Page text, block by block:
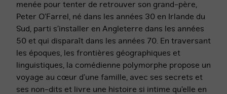
menée pour tenter de retrouver son grand-père,
Peter O’Farrel, né dans les années 30 en Irlande du
Sud, parti s’installer en Angleterre dans les années
50 et qui disparaît dans les années 70. En traversant
les époques, les frontières géographiques et
linguistiques, la comédienne polymorphe propose un
voyage au cœur d’une famille, avec ses secrets et
ses non-dits et livre une histoire si intime qu’elle en